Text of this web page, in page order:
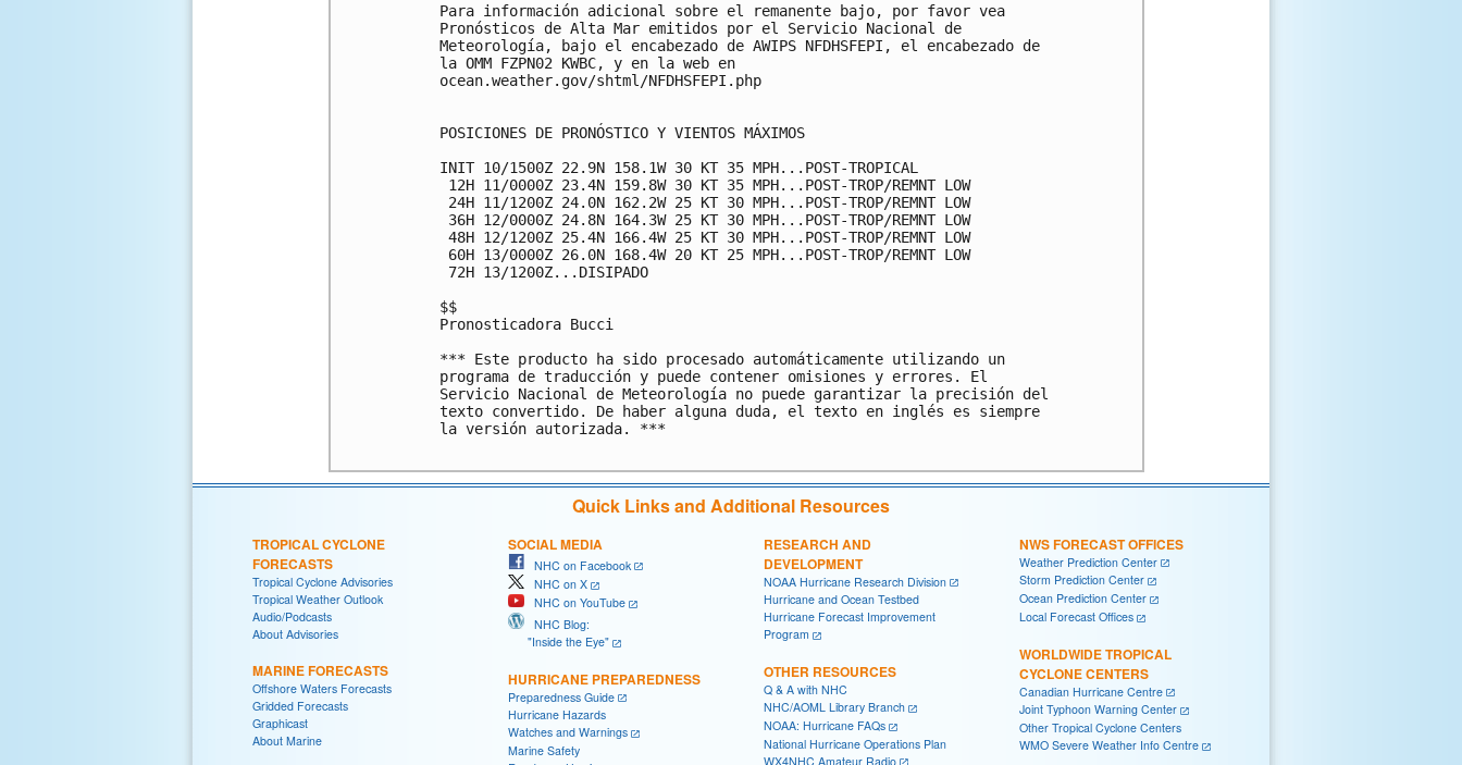
Para información adicional sobre el remanente bajo, por favor vea
Pronósticos de Alta Mar emitidos por el Servicio Nacional de
Meteorología, bajo el encabezado de AWIPS NFDHSFEPI, el encabezado de
la OMM FZPN02 KWBC, y en la web en
ocean.weather.gov/shtml/NFDHSFEPI.php
POSICIONES DE PRONÓSTICO Y VIENTOS MÁXIMOS
INIT 10/1500Z 22.9N 158.1W 30 KT 35 MPH...POST-TROPICAL
12H 11/0000Z 23.4N 159.8W 30 KT 35 MPH...POST-TROP/REMNT LOW
24H 11/1200Z 24.0N 162.2W 25 KT 30 MPH...POST-TROP/REMNT LOW
36H 12/0000Z 24.8N 164.3W 25 KT 30 MPH...POST-TROP/REMNT LOW
48H 12/1200Z 25.4N 166.4W 25 KT 30 MPH...POST-TROP/REMNT LOW
60H 13/0000Z 26.0N 168.4W 20 KT 25 MPH...POST-TROP/REMNT LOW
72H 13/1200Z...DISIPADO
$$
Pronosticadora Bucci
*** Este producto ha sido procesado automáticamente utilizando un
programa de traducción y puede contener omisiones y errores. El
Servicio Nacional de Meteorología no puede garantizar la precisión del
texto convertido. De haber alguna duda, el texto en inglés es siempre
la versión autorizada. ***
Quick Links and Additional Resources
TROPICAL CYCLONE
FORECASTS
Tropical Cyclone Advisories
Tropical Weather Outlook
Audio/Podcasts
About Advisories
MARINE FORECASTS
Offshore Waters Forecasts
Gridded Forecasts
Graphicast
About Marine
SOCIAL MEDIA
NHC on Facebook
NHC on X
NHC on YouTube
NHC Blog:
"Inside the Eye"
HURRICANE PREPAREDNESS
Preparedness Guide
Hurricane Hazards
Watches and Warnings
Marine Safety
RESEARCH AND
DEVELOPMENT
NOAA Hurricane Research Division
Hurricane and Ocean Testbed
Hurricane Forecast Improvement
Program
OTHER RESOURCES
Q & A with NHC
NHC/AOML Library Branch
NOAA: Hurricane FAQs
National Hurricane Operations Plan
WX4NHC Amateur Radio
NWS FORECAST OFFICES
Weather Prediction Center
Storm Prediction Center
Ocean Prediction Center
Local Forecast Offices
WORLDWIDE TROPICAL
CYCLONE CENTERS
Canadian Hurricane Centre
Joint Typhoon Warning Center
Other Tropical Cyclone Centers
WMO Severe Weather Info Centre